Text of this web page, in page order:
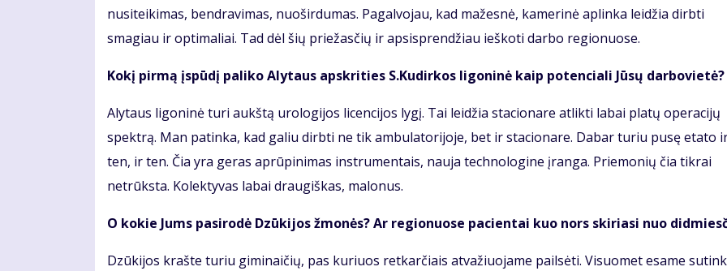
nusiteikimas, bendravimas, nuoširdumas. Pagalvojau, kad mažesnė, kamerinė aplinka leidžia dirbti
smagiau ir optimaliai. Tad dėl šių priežasčių ir apsisprendžiau ieškoti darbo regionuose.
Kokį pirmą įspūdį paliko Alytaus apskrities S.Kudirkos ligoninė kaip potenciali Jūsų darbovietė?
Alytaus ligoninė turi aukštą urologijos licencijos lygį. Tai leidžia stacionare atlikti labai platų operacijų
spektrą. Man patinka, kad galiu dirbti ne tik ambulatorijoje, bet ir stacionare. Dabar turiu pusę etato
ten, ir ten. Čia yra geras aprūpinimas instrumentais, nauja technologine įranga. Priemonių čia tikrai
netrūksta. Kolektyvas labai draugiškas, malonus.
O kokie Jums pasirodė Dzūkijos žmonės? Ar regionuose pacientai kuo nors skiriasi nuo
Dzūkijos krašte turiu giminaičių, pas kuriuos retkarčiais atvažiuojame pailsėti. Visuomet esame